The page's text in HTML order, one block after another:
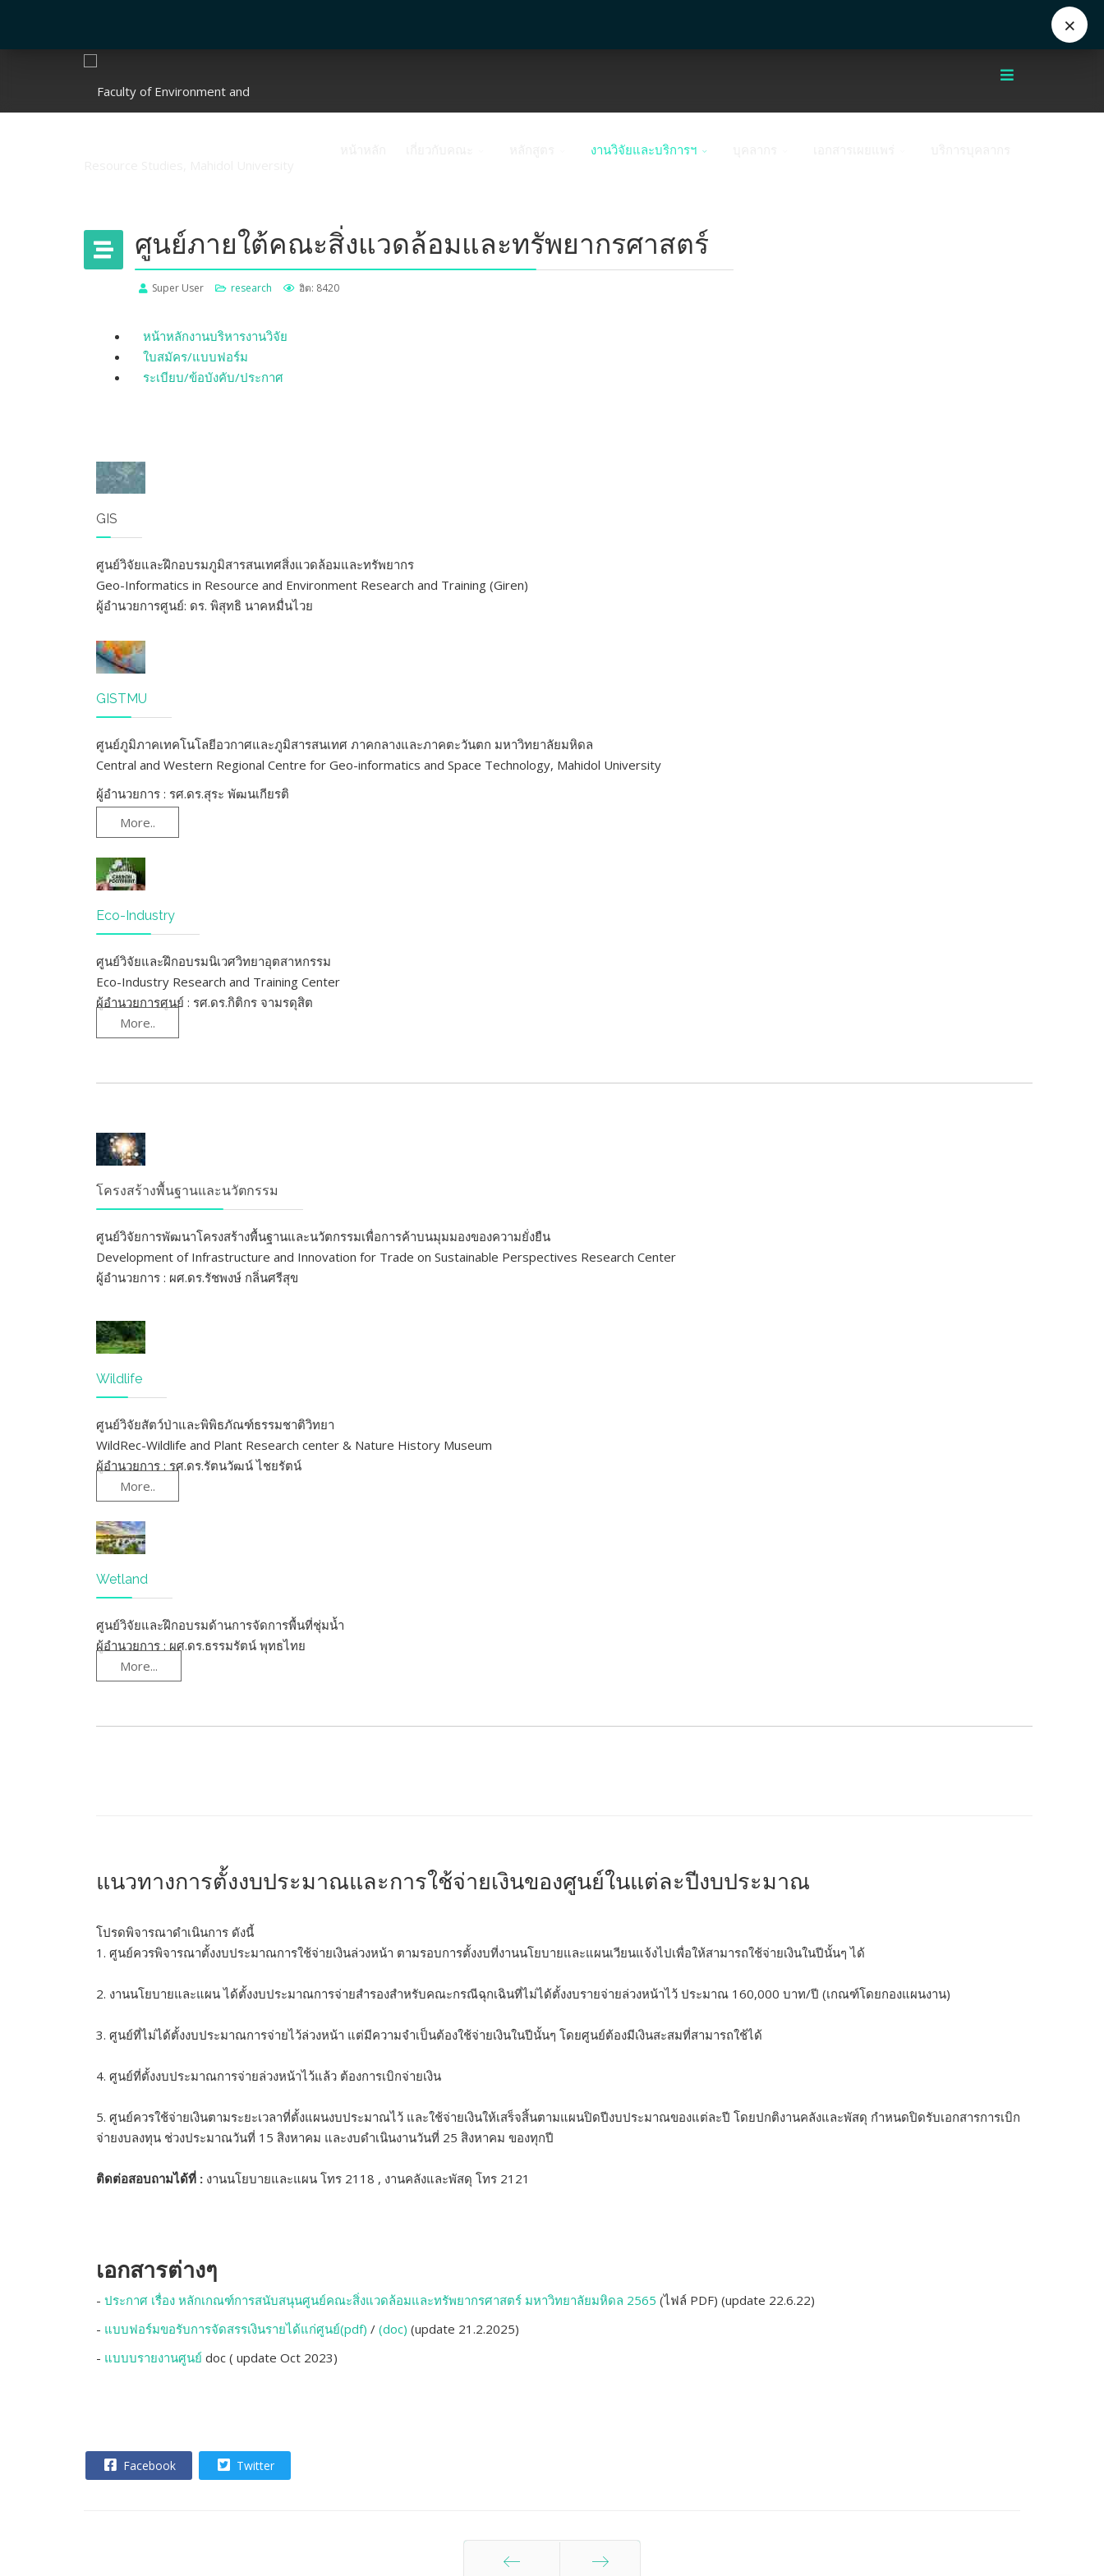
งานวิจัยและบริการฯ
ศูนย์ภายใต้คณะสิ่งแวดล้อมและทรัพยากรศาสตร์
Super User research ฮิต: 8420
หน้าหลักงานบริหารงานวิจัย
ใบสมัคร/แบบฟอร์ม
ระเบียบ/ข้อบังคับ/ประกาศ
GIS
ศูนย์วิจัยและฝึกอบรมภูมิสารสนเทศสิ่งแวดล้อมและทรัพยากร
Geo-Informatics in Resource and Environment Research and Training (Giren)
ผู้อำนวยการศูนย์: ดร. พิสุทธิ นาคหมื่นไวย
GISTMU
ศูนย์ภูมิภาคเทคโนโลยีอวกาศและภูมิสารสนเทศ ภาคกลางและภาคตะวันตก มหาวิทยาลัยมหิดล
Central and Western Regional Centre for Geo-informatics and Space Technology, Mahidol University
ผู้อำนวยการ : รศ.ดร.สุระ พัฒนเกียรติ
More..
Eco-Industry
ศูนย์วิจัยและฝึกอบรมนิเวศวิทยาอุตสาหกรรม
Eco-Industry Research and Training Center
ผู้อำนวยการศูนย์ : รศ.ดร.กิติกร จามรดุสิต
More..
โครงสร้างพื้นฐานและนวัตกรรม
ศูนย์วิจัยการพัฒนาโครงสร้างพื้นฐานและนวัตกรรมเพื่อการค้าบนมุมมองของความยั่งยืน
Development of Infrastructure and Innovation for Trade on Sustainable Perspectives Research Center
ผู้อำนวยการ : ผศ.ดร.รัชพงษ์ กลิ่นศรีสุข
Wildlife
ศูนย์วิจัยสัตว์ป่าและพิพิธภัณฑ์ธรรมชาติวิทยา
WildRec-Wildlife and Plant Research center & Nature History Museum
ผู้อำนวยการ : รศ.ดร.รัตนวัฒน์ ไชยรัตน์
More..
Wetland
ศูนย์วิจัยและฝึกอบรมด้านการจัดการพื้นที่ชุ่มน้ำ
ผู้อำนวยการ : ผศ.ดร.ธรรมรัตน์ พุทธไทย
More...
แนวทางการตั้งงบประมาณและการใช้จ่ายเงินของศูนย์ในแต่ละปีงบประมาณ
โปรดพิจารณาดำเนินการ ดังนี้
1. ศูนย์ควรพิจารณาตั้งงบประมาณการใช้จ่ายเงินล่วงหน้า ตามรอบการตั้งงบที่งานนโยบายและแผนเวียนแจ้งไปเพื่อให้สามารถใช้จ่ายเงินในปีนั้นๆ ได้
2. งานนโยบายและแผน ได้ตั้งงบประมาณการจ่ายสำรองสำหรับคณะกรณีฉุกเฉินที่ไม่ได้ตั้งงบรายจ่ายล่วงหน้าไว้ ประมาณ 160,000 บาท/ปี (เกณฑ์โดยกองแผนงาน)
3. ศูนย์ที่ไม่ได้ตั้งงบประมาณการจ่ายไว้ล่วงหน้า แต่มีความจำเป็นต้องใช้จ่ายเงินในปีนั้นๆ โดยศูนย์ต้องมีเงินสะสมที่สามารถใช้ได้
4. ศูนย์ที่ตั้งงบประมาณการจ่ายล่วงหน้าไว้แล้ว ต้องการเบิกจ่ายเงิน
5. ศูนย์ควรใช้จ่ายเงินตามระยะเวลาที่ตั้งแผนงบประมาณไว้ และใช้จ่ายเงินให้เสร็จสิ้นตามแผนปิดปีงบประมาณของแต่ละปี โดยปกติงานคลังและพัสดุ กำหนดปิดรับเอกสารการเบิก
จ่ายงบลงทุน ช่วงประมาณวันที่ 15 สิงหาคม และงบดำเนินงานวันที่ 25 สิงหาคม ของทุกปี
ติดต่อสอบถามได้ที่ : งานนโยบายและแผน โทร 2118 , งานคลังและพัสดุ โทร 2121
เอกสารต่างๆ
- ประกาศ เรื่อง หลักเกณฑ์การสนับสนุนศูนย์คณะสิ่งแวดล้อมและทรัพยากรศาสตร์ มหาวิทยาลัยมหิดล 2565 (ไฟล์ PDF) (update 22.6.22)
- แบบฟอร์มขอรับการจัดสรรเงินรายได้แก่ศูนย์(pdf) / (doc) (update 21.2.2025)
- แบบบรายงานศูนย์ doc ( update Oct 2023)
Facebook Twitter
×